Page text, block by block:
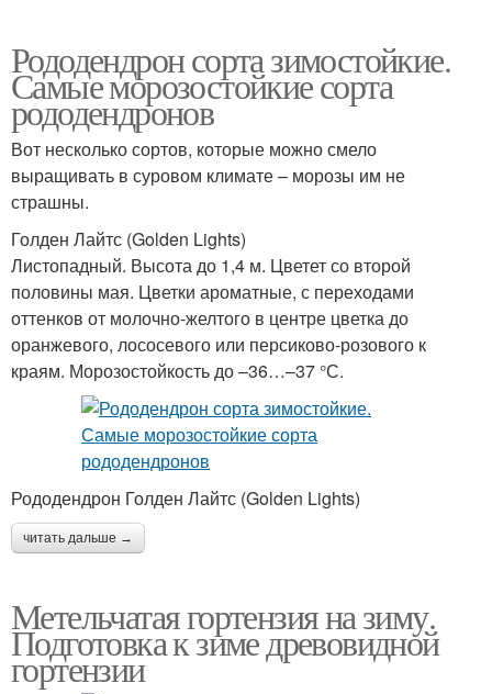
Рододендрон сорта зимостойкие.
Самые морозостойкие сорта
рододендронов
Вот несколько сортов, которые можно смело
выращивать в суровом климате – морозы им не
страшны.
Голден Лайтс (Golden Lights)
Листопадный. Высота до 1,4 м. Цветет со второй
половины мая. Цветки ароматные, с переходами
оттенков от молочно-желтого в центре цветка до
оранжевого, лососевого или персиково-розового к
краям. Морозостойкость до –36…–37 °С.
Рододендрон Голден Лайтс (Golden Lights)
читать дальше →
Метельчатая гортензия на зиму.
Подготовка к зиме древовидной
гортензии